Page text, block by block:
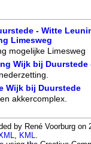
- Witte
Limesweg
mogelijke Limesweg
Wijk bij Duurstede
Wijk bij Duurstede
akkercomplex.
by René Voorburg
, KML.